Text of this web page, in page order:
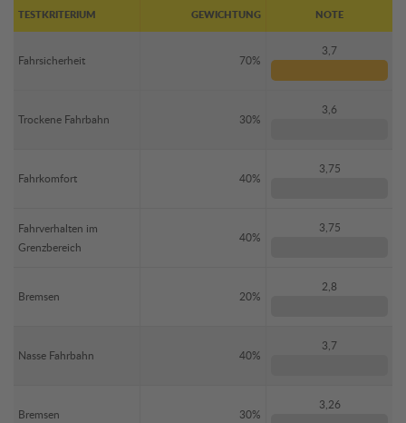
TESTKRITERIUM GEWICHTUNG NOTE
Fahrsicherheit 70%
3,7
Trockene Fahrbahn 30%
3,6
Fahrkomfort 40%
3,75
Fahrverhalten im
Grenzbereich
40%
3,75
Bremsen 20%
2,8
Nasse Fahrbahn 40%
3,7
Bremsen 30%
3,26